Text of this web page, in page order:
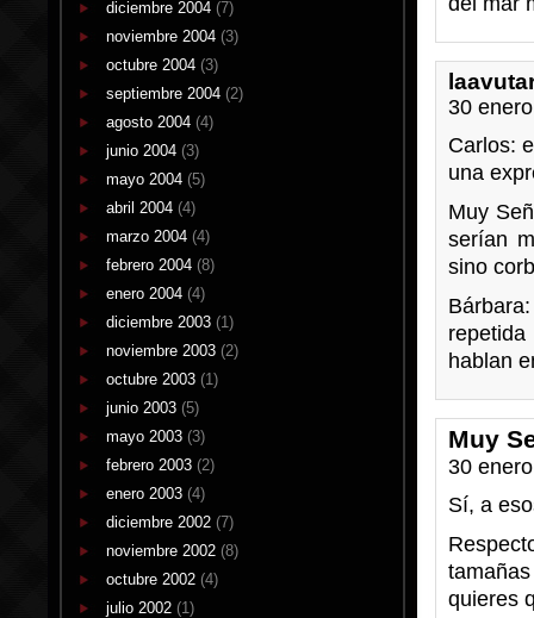
diciembre 2004 (7)
noviembre 2004 (3)
octubre 2004 (3)
septiembre 2004 (2)
agosto 2004 (4)
junio 2004 (3)
mayo 2004 (5)
abril 2004 (4)
marzo 2004 (4)
febrero 2004 (8)
enero 2004 (4)
diciembre 2003 (1)
noviembre 2003 (2)
octubre 2003 (1)
junio 2003 (5)
mayo 2003 (3)
febrero 2003 (2)
enero 2003 (4)
diciembre 2002 (7)
noviembre 2002 (8)
octubre 2002 (4)
julio 2002 (1)
30
Carlos:
una
Muy
serían
sino
hablan
Muy
30
Sí, a
quieres